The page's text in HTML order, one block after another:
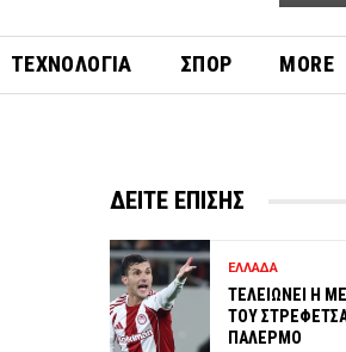
ΤΕΧΝΟΛΟΓΙΑ ΣΠΟΡ MORE
ΔΕΙΤΕ ΕΠΙΣΗΣ
ΕΛΛΑΔΑ
ΤΕΛΕΙΩΝΕΙ Η
ΤΟΥ
ΠΑΛΕΡΜΟ